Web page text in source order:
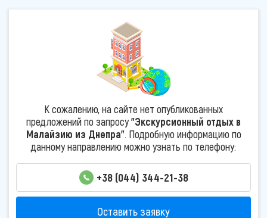
К сожалению, на сайте нет опубликованных
предложений по запросу"Экскурсионный отдых в
Малайзию из Днепра". Подробную информацию по
данному направлению можно узнать по телефону:
+38 (044) 344-21-38
Оставить заявку